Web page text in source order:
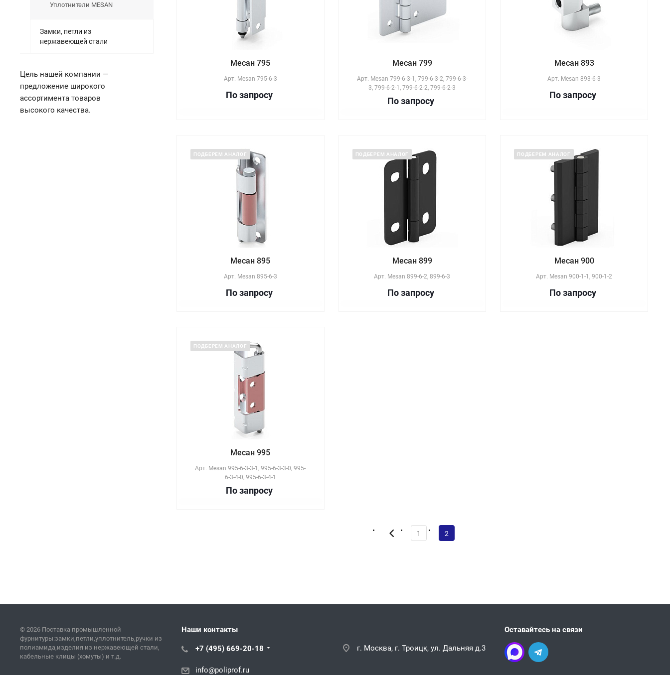
Месан 795
Арт. Mesan 795-6-3
По запросу
Месан 799
Арт. Mesan 799-6-3-1, 799-6-3-2, 799-6-3-
3, 799-6-2-1, 799-6-2-2, 799-6-2-3
По запросу
Месан 893
Арт. Mesan 893-6-3
По запросу
ПОДБЕРЕМ АНАЛОГ
Месан 895
Арт. Mesan 895-6-3
По запросу
ПОДБЕРЕМ АНАЛОГ
Месан 899
Арт. Mesan 899-6-2, 899-6-3
По запросу
ПОДБЕРЕМ АНАЛОГ
Месан 900
Арт. Mesan 900-1-1, 900-1-2
По запросу
ПОДБЕРЕМ АНАЛОГ
Месан 995
Арт. Mesan 995-6-3-3-1, 995-6-3-3-0, 995-
6-3-4-0, 995-6-3-4-1
По запросу
1 2
Уплотнители MESAN
Замки, петли из
нержавеющей стали
Цель нашей компании —
предложение широкого
ассортимента товаров
высокого качества.
© 2026 Поставка промышленной
фурнитуры:замки,петли,уплотнитель,ручки из
полиамида,изделия из нержавеющей стали,
кабельные клицы (хомуты) и т.д.
Наши контакты
+7 (495) 669-20-18
info@poliprof.ru
г. Москва, г. Троицк, ул. Дальняя д.3
Оставайтесь на связи